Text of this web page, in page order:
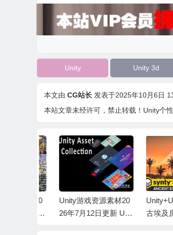
Unity Unity 3d
本文由 CG站长 发表于2025年10月6日
本站文章未经许可，禁止转载！ Unity个
Unity游戏资源素材20
26年7月12日更新 Unit
古埃及房